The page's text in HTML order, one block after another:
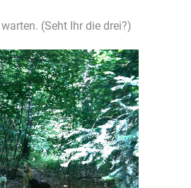
(Seht Ihr die drei?)